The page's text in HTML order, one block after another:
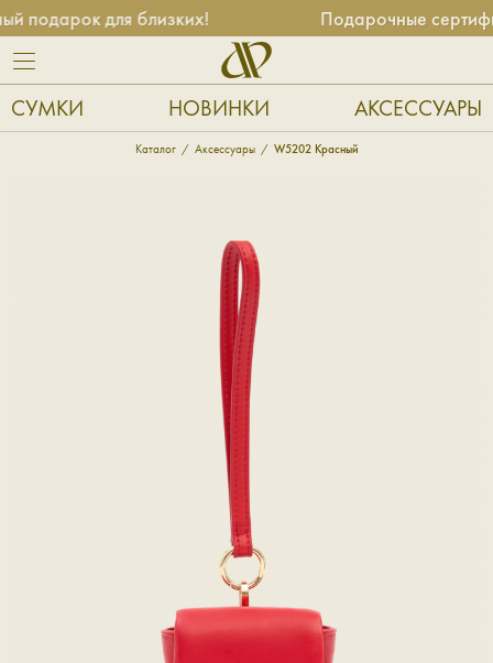
подарок для близких! Подарочные
СУМКИ НОВИНКИ АКСЕССУАРЫ
Каталог Аксессуары W5202 Красный